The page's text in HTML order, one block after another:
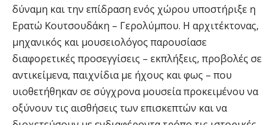
δύναμη και την επίδραση ενός χώρου υποστήριξε η
Ερατώ Κουτσουδάκη – Γερολύμπου. Η αρχιτέκτονας,
μηχανικός και μουσειολόγος παρουσίασε
διαφορετικές προσεγγίσεις – εκπλήξεις, προβολές σε
αντικείμενα, παιχνίδια με ήχους και φως – που
υιοθετήθηκαν σε σύγχρονα μουσεία προκειμένου να
οξύνουν τις αισθήσεις των επισκεπτών και να